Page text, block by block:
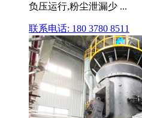
负压运行,粉尘泄漏少 ...
联系电话: 180 3780 8511